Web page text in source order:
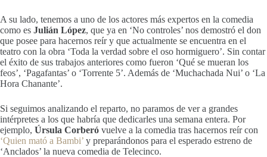
A su lado, tenemos a uno de los actores más expertos en la comedia
como es Julián López, que ya en ‘No controles’ nos demostró el don
que posee para hacernos reír y que actualmente se encuentra en el
teatro con la obra ‘Toda la verdad sobre el oso hormiguero’. Sin contar
el éxito de sus trabajos anteriores como fueron ‘Qué se mueran los
feos’, ‘Pagafantas’ o ‘Torrente 5’. Además de ‘Muchachada Nui’ o ‘La
Hora Chanante’.
Si seguimos analizando el reparto, no paramos de ver a grandes
intérpretes a los que habría que dedicarles una semana entera. Por
ejemplo, Úrsula Corberó vuelve a la comedia tras hacernos reír con
‘Quien mató a Bambi’ y preparándonos para el esperado estreno de
‘Anclados’ la nueva comedia de Telecinco.